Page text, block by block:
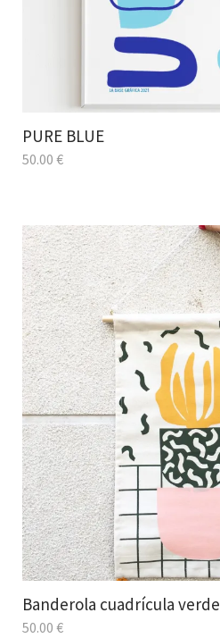
PURE BLUE
50.00 €
Banderola cuadrícula verde
50.00 €